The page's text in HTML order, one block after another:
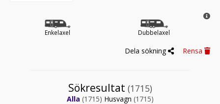
Enkelaxel Dubbelaxel
Dela sökning Rensa
Sökresultat (1715)
Alla (1715) Husvagn (1715)